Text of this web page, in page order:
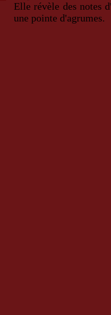
Elle révèle des notes
une pointe d'agrumes.